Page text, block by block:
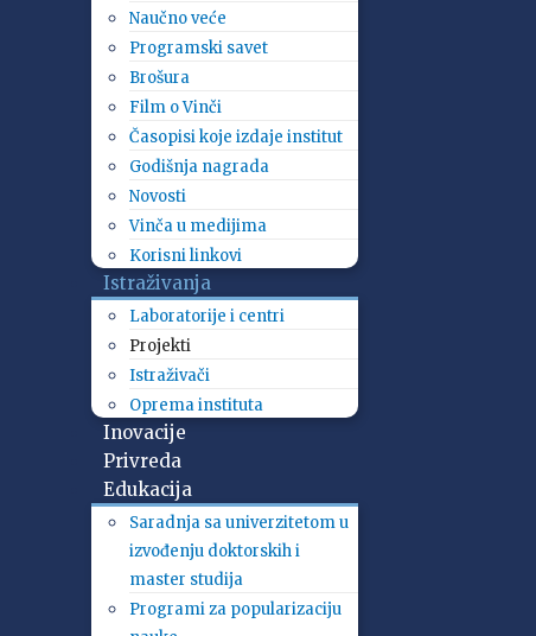
Naučno veće
Programski savet
Brošura
Film o Vinči
Časopisi koje izdaje institut
Godišnja nagrada
Novosti
Vinča u medijima
Korisni linkovi
Istraživanja
Laboratorije i centri
Projekti
Istraživači
Oprema instituta
Inovacije
Privreda
Edukacija
Saradnja sa univerzitetom u
izvođenju doktorskih i
master studija
Programi za popularizaciju